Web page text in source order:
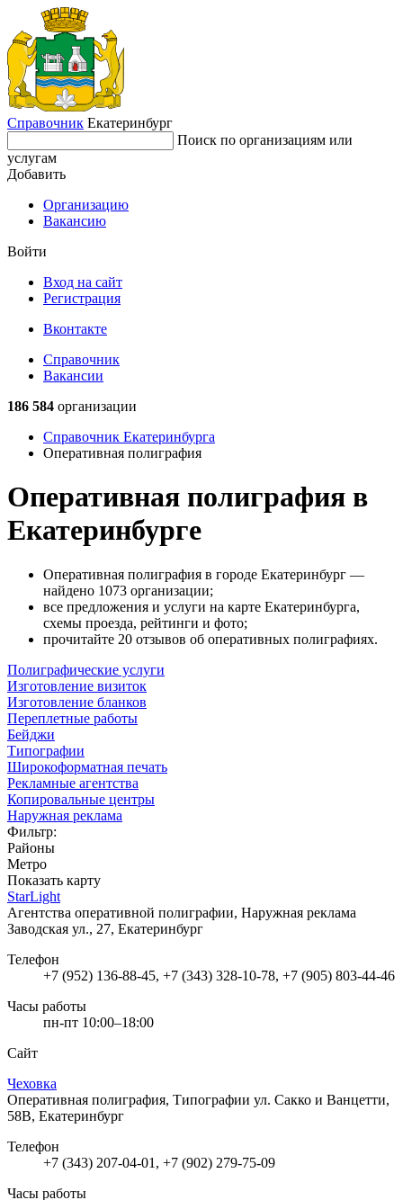
Справочник Екатеринбург
Поиск по организациям или
услугам
Добавить
Организацию
Вакансию
Войти
Вход на сайт
Регистрация
Вконтакте
Справочник
Вакансии
186 584 организации
Справочник Екатеринбурга
Оперативная полиграфия
Оперативная полиграфия в
Екатеринбурге
Оперативная полиграфия в городе Екатеринбург —
найдено 1073 организации;
все предложения и услуги на карте Екатеринбурга,
схемы проезда, рейтинги и фото;
прочитайте 20 отзывов об оперативных полиграфиях.
Полиграфические услуги
Изготовление визиток
Изготовление бланков
Переплетные работы
Бейджи
Типографии
Широкоформатная печать
Рекламные агентства
Копировальные центры
Наружная реклама
Фильтр:
Районы
Метро
Показать карту
StarLight
Агентства оперативной полиграфии, Наружная реклама
Заводская ул., 27, Екатеринбург
Телефон
+7 (952) 136-88-45, +7 (343) 328-10-78, +7 (905) 803-44-46
Часы работы
пн-пт 10:00–18:00
Сайт
Чеховка
Оперативная полиграфия, Типографии ул. Сакко и Ванцетти,
58В, Екатеринбург
Телефон
+7 (343) 207-04-01, +7 (902) 279-75-09
Часы работы